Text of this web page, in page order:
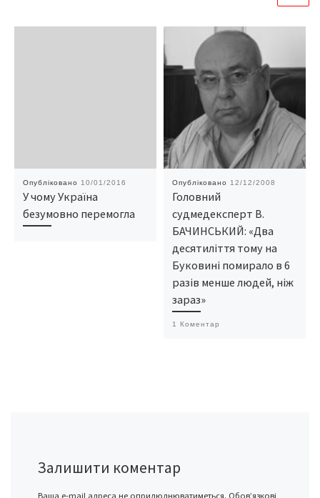
Опубліковано 10/01/2016
У чому Україна
безумовно перемогла
Опубліковано 12/12/2008
Головний
судмедексперт В.
БАЧИНСЬКИЙ: «Два
десятиліття тому на
Буковині помирало в 6
разів менше людей, ніж
зараз»
1 Коментар
Залишити коментар
Ваша e-mail адреса не оприлюднюватиметься. Обов’язкові